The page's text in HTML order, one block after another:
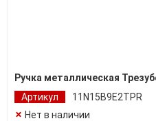
Ручка металлическая
Артикул
11N15B9E2TPR
Нет в наличии